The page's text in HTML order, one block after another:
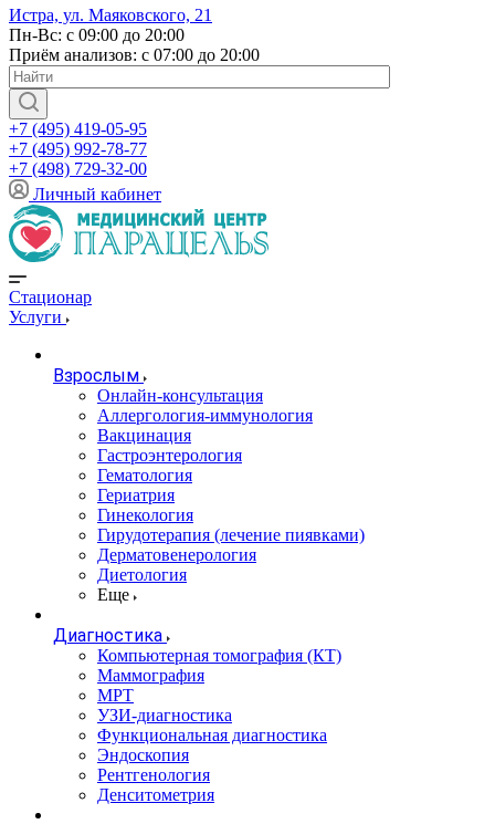
Истра, ул. Маяковского, 21
Пн-Вс: с 09:00 до 20:00
Приём анализов: с 07:00 до 20:00
+7 (495) 419-05-95
+7 (495) 992-78-77
+7 (498) 729-32-00
Личный кабинет
Стационар
Услуги
Взрослым
Онлайн-консультация
Аллергология-иммунология
Вакцинация
Гастроэнтерология
Гематология
Гериатрия
Гинекология
Гирудотерапия (лечение пиявками)
Дерматовенерология
Диетология
Еще
Диагностика
Компьютерная томография (КТ)
Маммография
МРТ
УЗИ-диагностика
Функциональная диагностика
Эндоскопия
Рентгенология
Денситометрия